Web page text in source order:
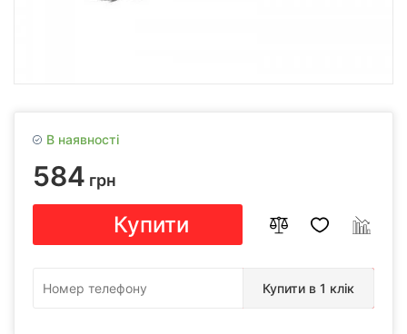
В наявності
584 грн
Купити
Купити в 1 клік